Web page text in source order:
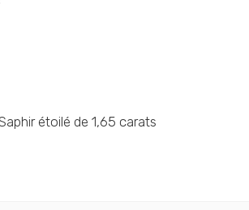
étoilé de 1,65 carats